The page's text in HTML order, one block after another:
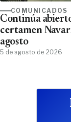
COMUNICADOS
Continúa
certamen
agosto
5 de agosto de 2026